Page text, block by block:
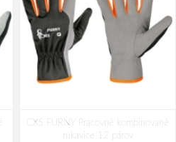
CXS FURNY Pracovné kombinované
rukavice 12 párov